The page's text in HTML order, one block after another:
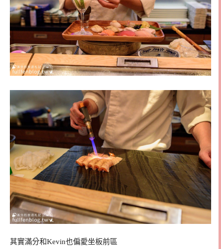
其實滿分和Kevin也偏愛坐板前區